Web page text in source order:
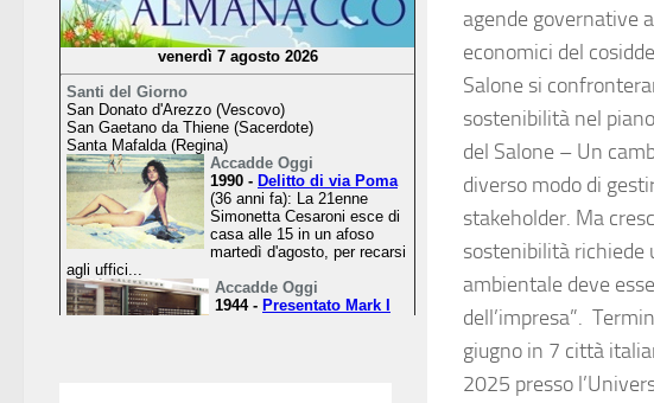
agende governative
economici del
Salone si
sostenibilità nel
del Salone – Un
diverso modo di
stakeholder. Ma
sostenibilità richiede
ambientale deve
dell’impresa”.
giugno in 7 città
2025 presso